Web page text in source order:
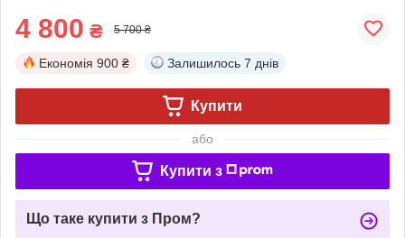
4 800 ₴ 5 700 ₴
Економія 900 ₴ Залишилось 7 днів
Купити
або
Купити з
Що таке купити з Пром?